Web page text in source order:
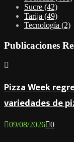
Sucre (42)
Tarija (49)
Tecnología (2)
Publicaciones
Pizza Week
variedades de
09/08/2026 0